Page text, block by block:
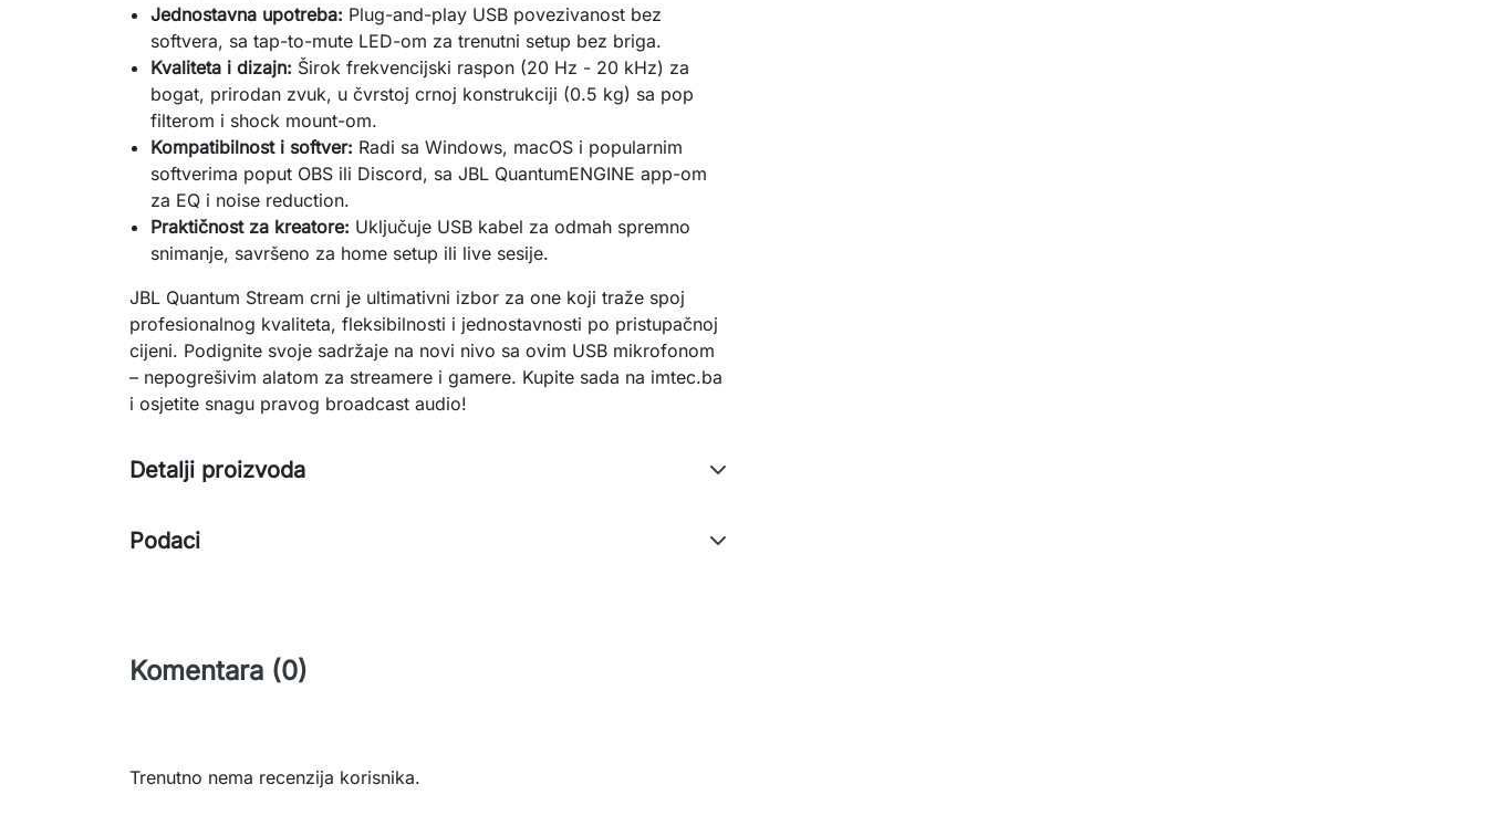
Jednostavna upotreba: Plug-and-play USB povezivanost bez
softvera, sa tap-to-mute LED-om za trenutni setup bez briga.
Kvaliteta i dizajn: Širok frekvencijski raspon (20 Hz - 20 kHz) za
bogat, prirodan zvuk, u čvrstoj crnoj konstrukciji (0.5 kg) sa pop
filterom i shock mount-om.
Kompatibilnost i softver: Radi sa Windows, macOS i popularnim
softverima poput OBS ili Discord, sa JBL QuantumENGINE app-om
za EQ i noise reduction.
Praktičnost za kreatore: Uključuje USB kabel za odmah spremno
snimanje, savršeno za home setup ili live sesije.
JBL Quantum Stream crni je ultimativni izbor za one koji traže spoj
profesionalnog kvaliteta, fleksibilnosti i jednostavnosti po pristupačnoj
cijeni. Podignite svoje sadržaje na novi nivo sa ovim USB mikrofonom
– nepogrešivim alatom za streamere i gamere. Kupite sada na imtec.ba
i osjetite snagu pravog broadcast audio!
Detalji proizvoda
Podaci
Komentara (0)
Trenutno nema recenzija korisnika.